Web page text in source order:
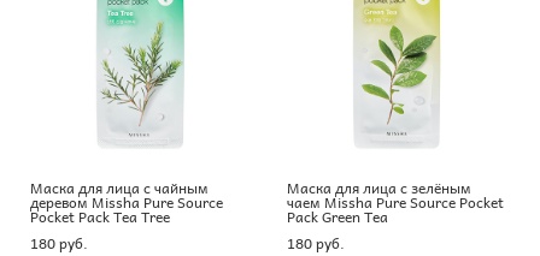
Маска для лица с чайным
деревом Missha Pure Source
Pocket Pack Tea Tree
180 pуб.
Маска для лица с зелёным
чаем Missha Pure Source Pocket
Pack Green Tea
180 pуб.